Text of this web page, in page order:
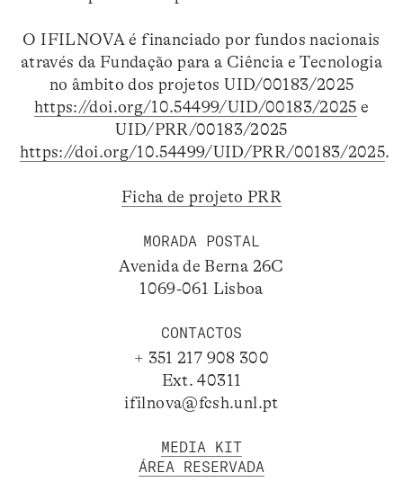
O IFILNOVA é financiado por fundos nacionais
através da Fundação para a Ciência e Tecnologia
no âmbito dos projetos UID/00183/2025
https://doi.org/10.54499/UID/00183/2025 e
UID/PRR/00183/2025
https://doi.org/10.54499/UID/PRR/00183/2025.
Ficha de projeto PRR
MORADA POSTAL
Avenida de Berna 26C
1069-061 Lisboa
CONTACTOS
+ 351 217 908 300
Ext. 40311
ifilnova@fcsh.unl.pt
MEDIA KIT
ÁREA RESERVADA